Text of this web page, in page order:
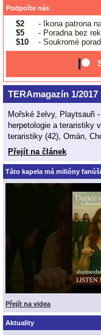
Podpořte nás
$2
- Ikona patrona
$5
- Poradna bez
$10
- Soukromé
TERAmagazín 1/2017
Mořské želvy, Playtsauři
herpetologie a teraristiky
teraristiky (42), Omán,
Přejít na článek
Táto kapela má milióny
Přejít na videa
Aktuality